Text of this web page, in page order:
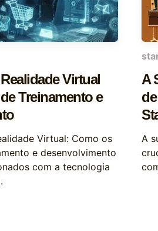
Virtual
Treinamento e
Virtual: Como os
e desenvolvimento
com a tecnologia
A
A